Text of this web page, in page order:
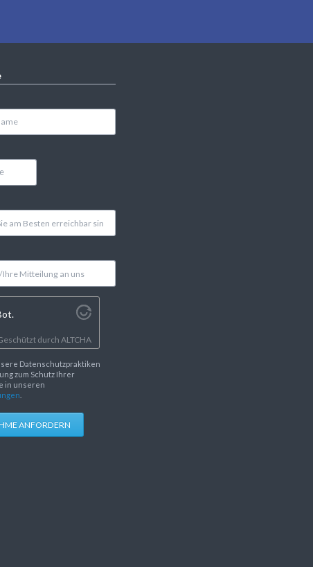
durch ALTCHA
Datenschutzpraktiken
zum Schutz Ihrer
in unseren
ANFORDERN